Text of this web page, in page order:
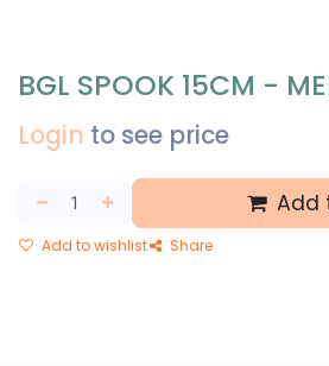
BGL SPOOK 15CM -
Login to see price
Add
Add to wishlist Share